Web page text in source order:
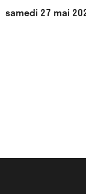
samedi 27 mai